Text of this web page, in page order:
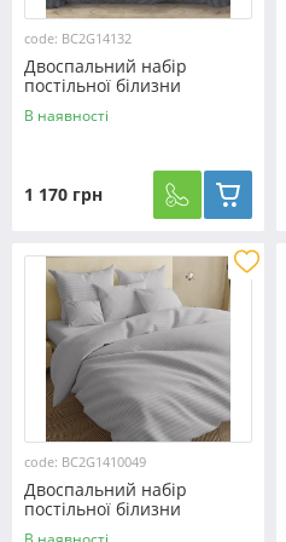
code: BC2G14132
Двоспальний набір
постільної білизни
180*220 із Бязі "Gold" з
простирадлом на резинці
В наявності
1 170 грн
code: BC2G1410049
Двоспальний набір
постільної білизни
180*220 із Бязі "Gold" з